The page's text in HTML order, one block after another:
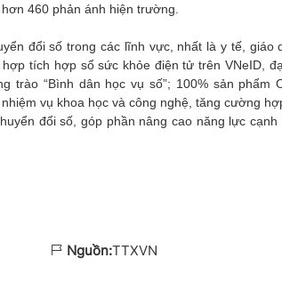
460 phản ánh hiện trường.
đổi số trong các lĩnh vực, nhất là y tế, giáo
tích hợp sổ sức khỏe điện tử trên VNeID,
“Bình dân học vụ số”; 100% sản phẩm
vụ khoa học và công nghệ, tăng cường
đổi số, góp phần nâng cao năng lực
Nguồn:TTXVN